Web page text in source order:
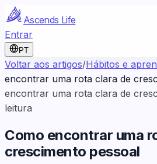
Ascends Life
Entrar
PT
Voltar aos artigos/Hábitos e
encontrar uma rota clara de
encontrar uma rota clara de
leitura
Como encontrar uma
crescimento pessoal